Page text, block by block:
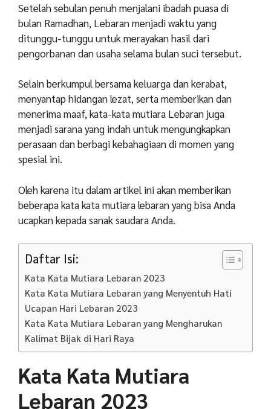
Setelah sebulan penuh menjalani ibadah puasa di
bulan Ramadhan, Lebaran menjadi waktu yang
ditunggu-tunggu untuk merayakan hasil dari
pengorbanan dan usaha selama bulan suci tersebut.
Selain berkumpul bersama keluarga dan kerabat,
menyantap hidangan lezat, serta memberikan dan
menerima maaf, kata-kata mutiara Lebaran juga
menjadi sarana yang indah untuk mengungkapkan
perasaan dan berbagi kebahagiaan di momen yang
spesial ini.
Oleh karena itu dalam artikel ini akan memberikan
beberapa kata kata mutiara lebaran yang bisa Anda
ucapkan kepada sanak saudara Anda.
Daftar Isi:
Kata Kata Mutiara Lebaran 2023
Kata Kata Mutiara Lebaran yang Menyentuh Hati
Ucapan Hari Lebaran 2023
Kata Kata Mutiara Lebaran yang Mengharukan
Kalimat Bijak di Hari Raya
Kata Kata Mutiara
Lebaran 2023